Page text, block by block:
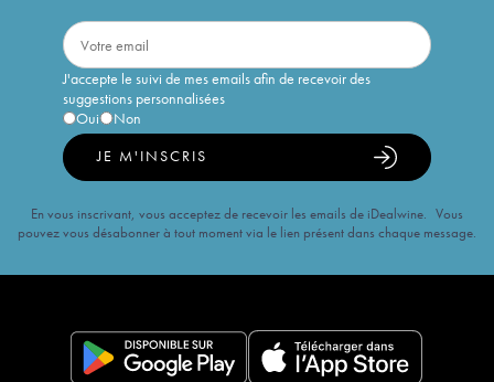
J'accepte le suivi de mes emails afin de recevoir des
suggestions personnalisées
Oui
Non
JE M'INSCRIS
En vous inscrivant, vous acceptez de recevoir les emails de iDealwine. Vous
pouvez vous désabonner à tout moment via le lien présent dans chaque message.